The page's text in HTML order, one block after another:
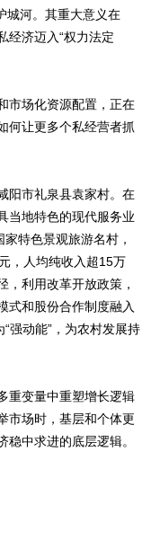
城河。其重大意义在
经济迈入“权力法定
场化资源配置，正在
何让更多个私经营者抓
市礼泉县袁家村。在
当地特色的现代服务业
特色景观旅游名村，
，人均纯收入超15万
，利用改革开放政策，
式和股份合作制度融入
强动能”，为农村发展持
变量中重塑增长逻辑
市场时，基层和个体更
中求进的底层逻辑。